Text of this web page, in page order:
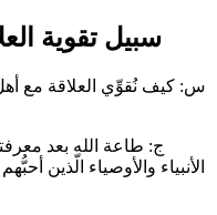
سبيل تقوية
س: كيف نُقوِّي العلاقة مع
ج: طاعة الله بعد
الأنبياء والأوصياء الّذين